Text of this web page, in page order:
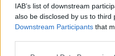
IAB’s list of downstream
also be disclosed by us to third
Downstream Participants that
La somiglianza
calciatore